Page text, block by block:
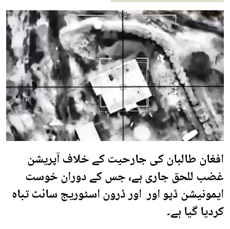
افغان طالبان کی جارحیت کے خلاف آپریشن
غضب للحق جاری ہے، جس کے دوران خوست
ایمونیشن ڈپو اور اور ڈرون اسٹوریج سائٹ تباہ
کردیا گیا ہے۔